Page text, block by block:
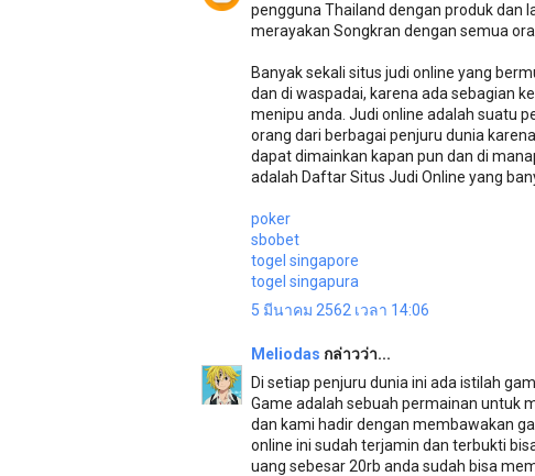
pengguna Thailand dengan produk dan
merayakan Songkran dengan semua
Banyak sekali situs judi online yang
dan di waspadai, karena ada sebagian
menipu anda. Judi online adalah suatu
orang dari berbagai penjuru dunia
dapat dimainkan kapan pun dan di
adalah Daftar Situs Judi Online yang
poker
sbobet
togel singapore
togel singapura
5 มีนาคม 2562 เวลา 14:06
Meliodas กล่าวว่า...
Di setiap penjuru dunia ini ada istilah
Game adalah sebuah permainan untuk
dan kami hadir dengan membawakan
online ini sudah terjamin dan terbukti
uang sebesar 20rb anda sudah bisa